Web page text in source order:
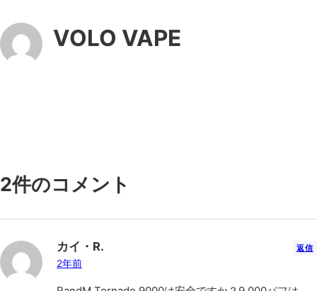
VOLO VAPE
2件のコメント
カイ・R.
2年前
返信